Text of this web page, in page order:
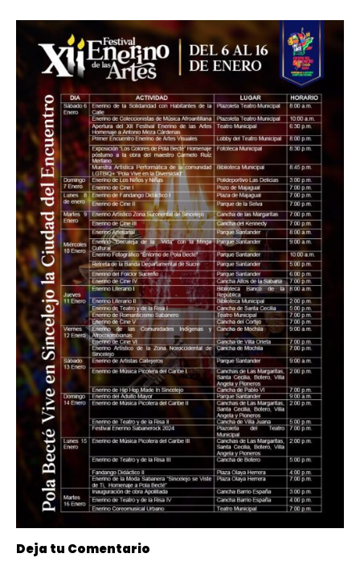
Deja tu Comentario